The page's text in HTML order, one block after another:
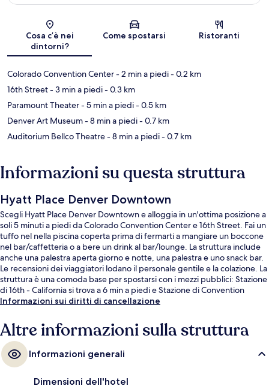
Mappa
Cosa c’è nei
dintorni?
Come spostarsi Ristoranti
Colorado Convention Center- 2 min a piedi- 0.2 km
16th Street- 3 min a piedi- 0.3 km
Paramount Theater- 5 min a piedi- 0.5 km
Denver Art Museum- 8 min a piedi- 0.7 km
Auditorium Bellco Theatre- 8 min a piedi- 0.7 km
Informazioni su questa struttura
Hyatt Place Denver Downtown
Scegli Hyatt Place Denver Downtown e alloggia in un'ottima posizione a
soli 5 minuti a piedi da Colorado Convention Center e 16th Street. Fai un
tuffo nel nella piscina coperta prima di fermarti a mangiare un boccone
nel bar/caffetteria o a bere un drink al bar/lounge. La struttura include
anche una palestra aperta giorno e notte, una palestra e uno snack bar.
Le recensioni dei viaggiatori lodano il personale gentile e la colazione. La
struttura è una comoda base per spostarsi con i mezzi pubblici: Stazione
di 16th - California si trova a 6 min a piedi e Stazione di Convention
Center a 7.
Informazioni sui diritti di cancellazione
Altre informazioni sulla struttura
Informazioni generali
Dimensioni dell'hotel